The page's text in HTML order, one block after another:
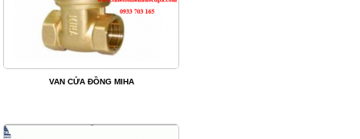
VAN CỬA ĐỒNG MIHA